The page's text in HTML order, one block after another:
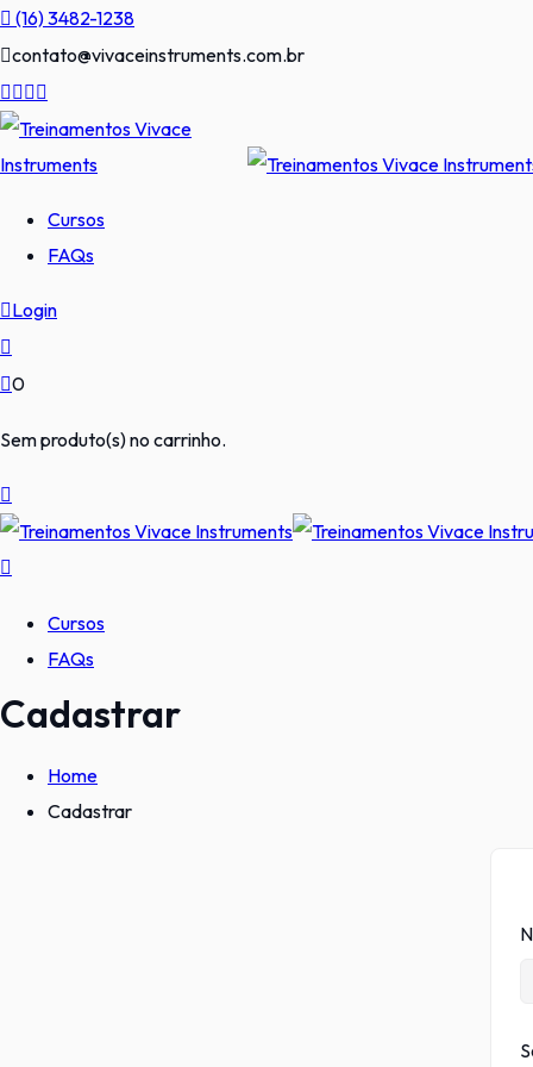
Pular
para
o
conteúdo
(16) 3482-1238
contato@vivaceinstruments.com.br
Cursos
FAQs
Login
0
Sem produto(s) no carrinho.
Cursos
FAQs
Cadastrar
Home
Cadastrar